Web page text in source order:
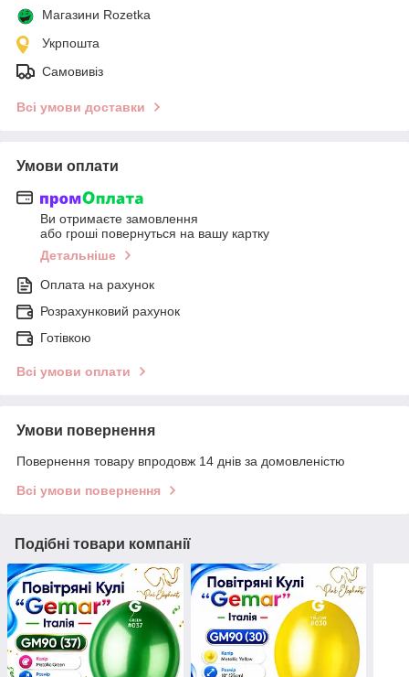
Магазини Rozetka
Укрпошта
Самовивіз
Всі умови доставки
Умови оплати
Ви отримаєте замовлення
або гроші повернуться на вашу картку
Детальніше
Оплата на рахунок
Розрахунковий рахунок
Готівкою
Всі умови оплати
Умови повернення
Повернення товару впродовж 14 днів за домовленістю
Всі умови повернення
Подібні товари компанії